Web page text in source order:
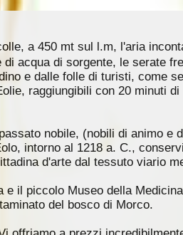
a 450 mt sul l.m, l'aria
di acqua di sorgente, le serate
e dalle folle di turisti, come
raggiungibili con 20 minuti
nobile, (nobili di animo e
intorno al 1218 a. C.,
d'arte dal tessuto viario
e il piccolo Museo della
del bosco di Morco.